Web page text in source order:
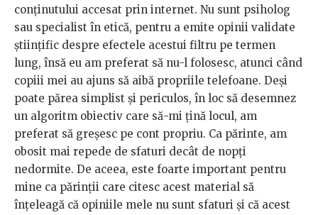
conținutului accesat prin internet. Nu sunt psiholog
sau specialist în etică, pentru a emite opinii validate
științific despre efectele acestui filtru pe termen
lung, însă eu am preferat să nu-l folosesc, atunci când
copiii mei au ajuns să aibă propriile telefoane. Deși
poate părea simplist și periculos, în loc să desemnez
un algoritm obiectiv care să-mi țină locul, am
preferat să greșesc pe cont propriu. Ca părinte, am
obosit mai repede de sfaturi decât de nopți
nedormite. De aceea, este foarte important pentru
mine ca părinții care citesc acest material să
înțeleagă că opiniile mele nu sunt sfaturi și că acest